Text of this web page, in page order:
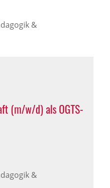
&
(m/w/d) als OGTS-
&